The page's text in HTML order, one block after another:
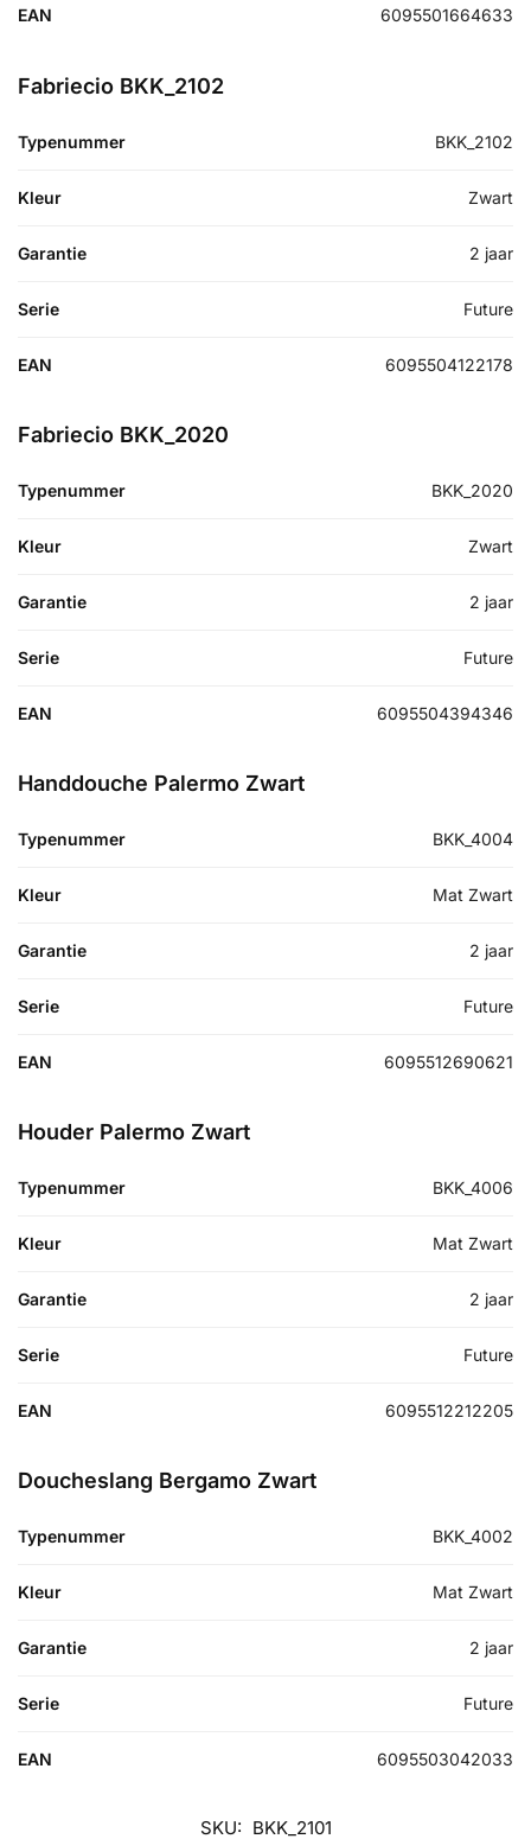
EAN 6095501664633
Fabriecio BKK_2102
Typenummer BKK_2102
Kleur Zwart
Garantie 2 jaar
Serie Future
EAN 6095504122178
Fabriecio BKK_2020
Typenummer BKK_2020
Kleur Zwart
Garantie 2 jaar
Serie Future
EAN 6095504394346
Handdouche Palermo Zwart
Typenummer BKK_4004
Kleur Mat Zwart
Garantie 2 jaar
Serie Future
EAN 6095512690621
Houder Palermo Zwart
Typenummer BKK_4006
Kleur Mat Zwart
Garantie 2 jaar
Serie Future
EAN 6095512212205
Doucheslang Bergamo Zwart
Typenummer BKK_4002
Kleur Mat Zwart
Garantie 2 jaar
Serie Future
EAN 6095503042033
SKU: BKK_2101